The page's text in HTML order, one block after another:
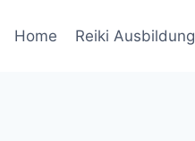
Home Reiki Ausbildung